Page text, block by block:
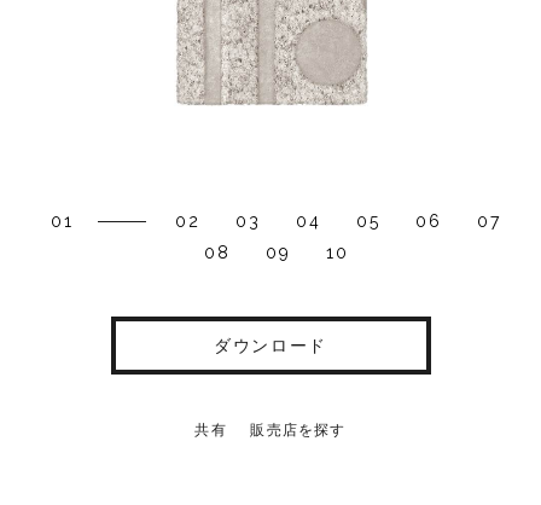
01 02 03 04 05 06
07
08
09 10
ダウンロード
共有 販売店を探す